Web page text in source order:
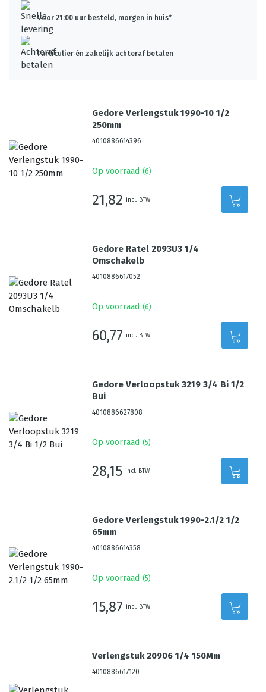
Voor 21:00 uur besteld, morgen in huis*
Particulier én zakelijk achteraf betalen
Gedore Verlengstuk 1990-10 1/2
250mm
4010886614396
Op voorraad (6)
21,82 incl. BTW
Gedore Ratel 2093U3 1/4
Omschakelb
4010886617052
Op voorraad (6)
60,77 incl. BTW
Gedore Verloopstuk 3219 3/4 Bi 1/2
Bui
4010886627808
Op voorraad (5)
28,15 incl. BTW
Gedore Verlengstuk 1990-2.1/2 1/2
65mm
4010886614358
Op voorraad (5)
15,87 incl. BTW
Verlengstuk 20906 1/4 150Mm
4010886617120